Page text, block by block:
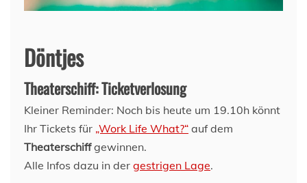
Döntjes
Theaterschiff: Ticketverlosung
Kleiner Reminder: Noch bis heute um 19.10h könnt
Ihr Tickets für „Work Life What?“ auf dem
Theaterschiffgewinnen.
Alle Infos dazu in der gestrigen Lage.